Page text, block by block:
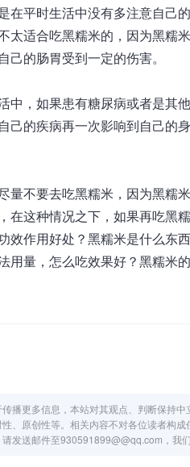
平时生活中没有多注意自己
太适合吃黑糯米的，因为黑糯
的肠胃受到一定的伤害。
中，如果患有糖尿病或者是其
己的疾病再一次影响到自己的
量不要去吃黑糯米，因为黑糯
这种情况之下，如果再吃黑
效作用好处 ？黑糯米是什么东
量，怎么吃效果好？黑糯米
播更多信息，本站对其观点、判断保持
、原创性等。相关内容不对各位读者构
发送邮件至930591899@@qq.com，我们